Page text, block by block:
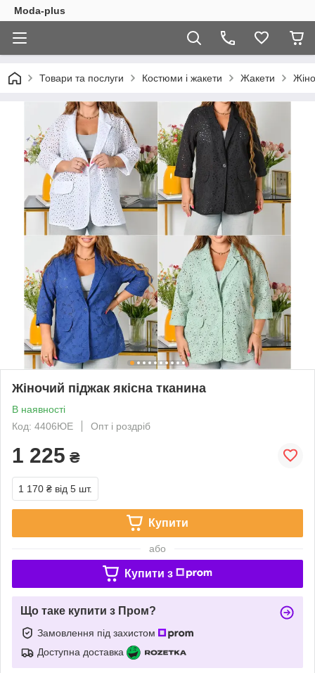
Moda-plus
Товари та послуги Костюми і жакети Жакети
Жіночий піджак якісна тканина
В наявності
Код: 4406ЮЕ
Опт і роздріб
1 225 ₴
1 170 ₴ від 5 шт.
Купити
або
Купити з
Що таке купити з Пром?
Замовлення під захистом
Доступна доставка